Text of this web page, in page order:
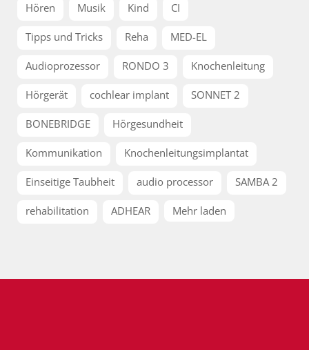
Hören Musik Kind CI
Tipps und Tricks Reha MED-EL
Audioprozessor RONDO 3 Knochenleitung
Hörgerät cochlear implant SONNET 2
BONEBRIDGE Hörgesundheit
Kommunikation Knochenleitungsimplantat
Einseitige Taubheit audio processor SAMBA 2
rehabilitation ADHEAR Mehr laden